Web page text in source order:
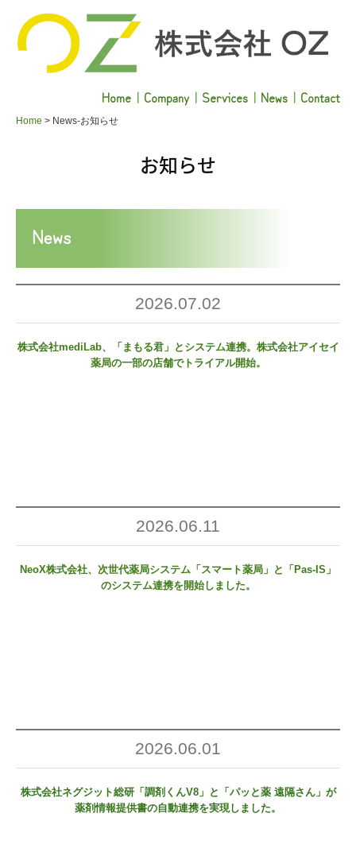
Home ｜ Company ｜ Services ｜ News ｜ Contact
Home News-お知らせ
お知らせ
News
2026.07.02
株式会社mediLab、「まもる君」とシステム連携。株式会社アイセイ
薬局の一部の店舗でトライアル開始。
2026.06.11
NeoX株式会社、次世代薬局システム「スマート薬局」と「Pas-IS」
のシステム連携を開始しました。
2026.06.01
株式会社ネグジット総研「調剤くんV8」と「パッと薬 遠隔さん」が
薬剤情報提供書の自動連携を実現しました。